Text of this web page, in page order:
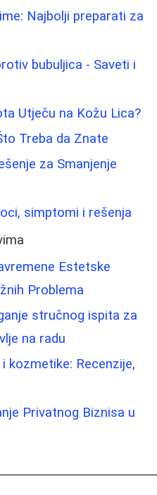
Najbolji preparati za
bubuljica - Saveti i
Utječu na Kožu Lica?
Treba da Znate
za Smanjenje
simptomi i rešenja
Estetske
Problema
stručnog ispita za
na radu
kozmetike: Recenzije,
Privatnog Biznisa u